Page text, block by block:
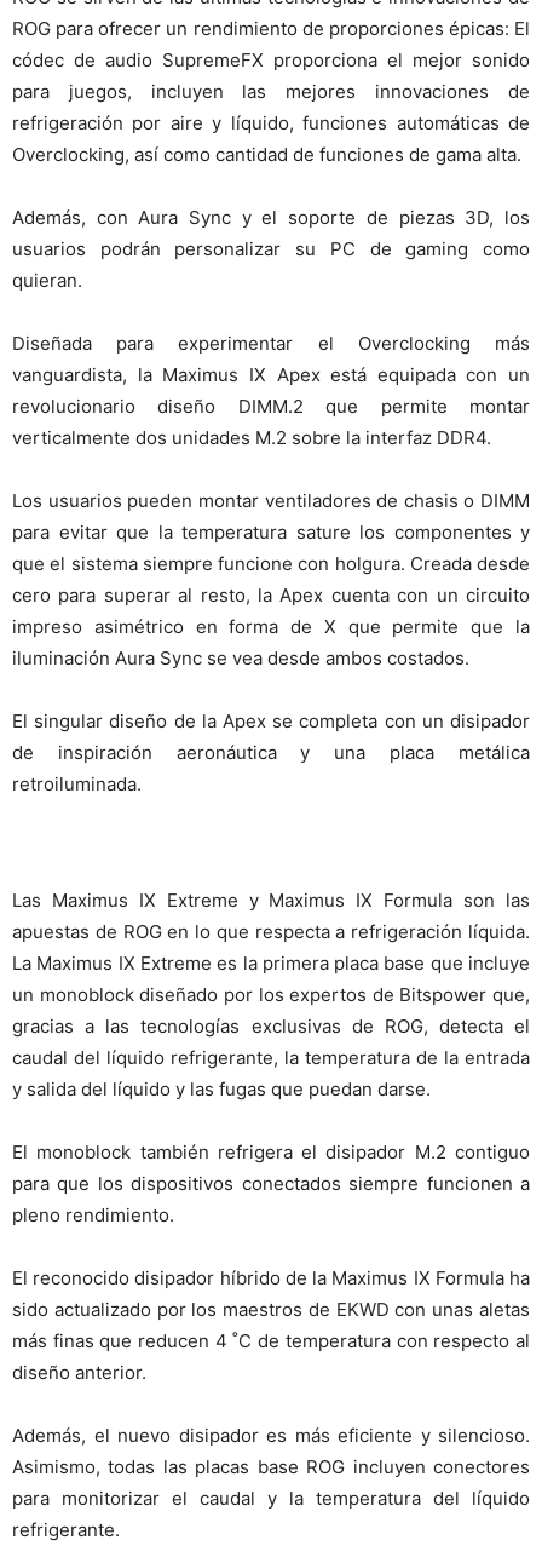
ROG para ofrecer un rendimiento de proporciones épicas: El
códec de audio SupremeFX proporciona el mejor sonido
para juegos, incluyen las mejores innovaciones de
refrigeración por aire y líquido, funciones automáticas de
Overclocking, así como cantidad de funciones de gama alta.
Además, con Aura Sync y el soporte de piezas 3D, los
usuarios podrán personalizar su PC de gaming como
quieran.
Diseñada para experimentar el Overclocking más
vanguardista, la Maximus IX Apex está equipada con un
revolucionario diseño DIMM.2 que permite montar
verticalmente dos unidades M.2 sobre la interfaz DDR4.
Los usuarios pueden montar ventiladores de chasis o DIMM
para evitar que la temperatura sature los componentes y
que el sistema siempre funcione con holgura. Creada desde
cero para superar al resto, la Apex cuenta con un circuito
impreso asimétrico en forma de X que permite que la
iluminación Aura Sync se vea desde ambos costados.
El singular diseño de la Apex se completa con un disipador
de inspiración aeronáutica y una placa metálica
retroiluminada.
Las Maximus IX Extreme y Maximus IX Formula son las
apuestas de ROG en lo que respecta a refrigeración líquida.
La Maximus IX Extreme es la primera placa base que incluye
un monoblock diseñado por los expertos de Bitspower que,
gracias a las tecnologías exclusivas de ROG, detecta el
caudal del líquido refrigerante, la temperatura de la entrada
y salida del líquido y las fugas que puedan darse.
El monoblock también refrigera el disipador M.2 contiguo
para que los dispositivos conectados siempre funcionen a
pleno rendimiento.
El reconocido disipador híbrido de la Maximus IX Formula ha
sido actualizado por los maestros de EKWD con unas aletas
más finas que reducen 4 ˚C de temperatura con respecto al
diseño anterior.
Además, el nuevo disipador es más eficiente y silencioso.
Asimismo, todas las placas base ROG incluyen conectores
para monitorizar el caudal y la temperatura del líquido
refrigerante.